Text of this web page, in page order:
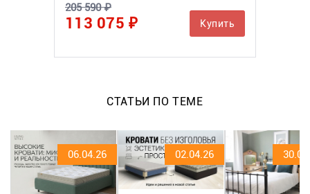
205 590 ₽
113 075 ₽ Купить
СТАТЬИ ПО ТЕМЕ
06.04.26 02.04.26